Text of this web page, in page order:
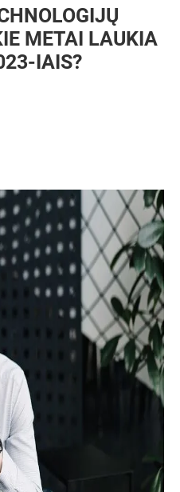
METAI LAUKIA
IAIS?